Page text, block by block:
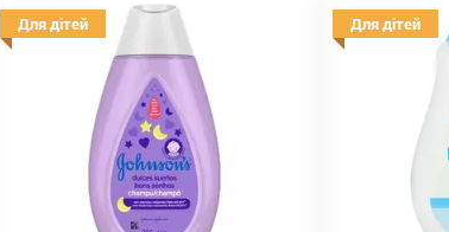
Для дітей Для дітей